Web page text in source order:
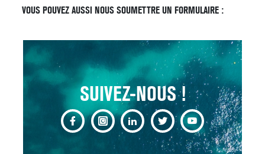
VOUS POUVEZ AUSSI NOUS SOUMETTRE UN FORMULAIRE :
SUIVEZ-NOUS !
POUR TOUTES LES
INSUFFISANCE
CARDIAQUE : LES
SIGNAUX D’ALERTE
AVANT… LA MORT